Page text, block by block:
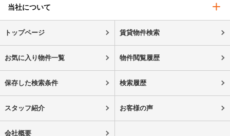
当社について
トップページ 賃貸物件検索
お気に入り物件一覧 物件閲覧履歴
保存した検索条件 検索履歴
スタッフ紹介 お客様の声
会社概要